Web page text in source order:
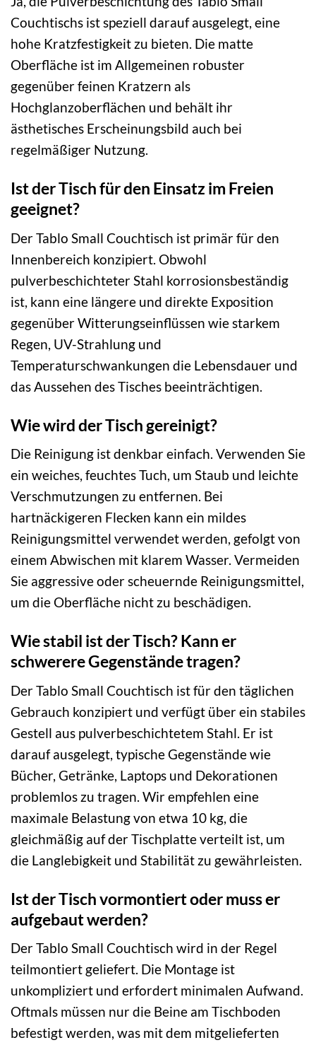
Couchtischs ist speziell darauf ausgelegt, eine
hohe Kratzfestigkeit zu bieten. Die matte
Oberfläche ist im Allgemeinen robuster
gegenüber feinen Kratzern als
Hochglanzoberflächen und behält ihr
ästhetisches Erscheinungsbild auch bei
regelmäßiger Nutzung.
Ist der Tisch für den Einsatz im Freien
geeignet?
Der Tablo Small Couchtisch ist primär für den
Innenbereich konzipiert. Obwohl
pulverbeschichteter Stahl korrosionsbeständig
ist, kann eine längere und direkte Exposition
gegenüber Witterungseinflüssen wie starkem
Regen, UV-Strahlung und
Temperaturschwankungen die Lebensdauer und
das Aussehen des Tisches beeinträchtigen.
Wie wird der Tisch gereinigt?
Die Reinigung ist denkbar einfach. Verwenden Sie
ein weiches, feuchtes Tuch, um Staub und leichte
Verschmutzungen zu entfernen. Bei
hartnäckigeren Flecken kann ein mildes
Reinigungsmittel verwendet werden, gefolgt von
einem Abwischen mit klarem Wasser. Vermeiden
Sie aggressive oder scheuernde Reinigungsmittel,
um die Oberfläche nicht zu beschädigen.
Wie stabil ist der Tisch? Kann er
schwerere Gegenstände tragen?
Der Tablo Small Couchtisch ist für den täglichen
Gebrauch konzipiert und verfügt über ein stabiles
Gestell aus pulverbeschichtetem Stahl. Er ist
darauf ausgelegt, typische Gegenstände wie
Bücher, Getränke, Laptops und Dekorationen
problemlos zu tragen. Wir empfehlen eine
maximale Belastung von etwa 10 kg, die
gleichmäßig auf der Tischplatte verteilt ist, um
die Langlebigkeit und Stabilität zu gewährleisten.
Ist der Tisch vormontiert oder muss er
aufgebaut werden?
Der Tablo Small Couchtisch wird in der Regel
teilmontiert geliefert. Die Montage ist
unkompliziert und erfordert minimalen Aufwand.
Oftmals müssen nur die Beine am Tischboden
befestigt werden, was mit dem mitgelieferten